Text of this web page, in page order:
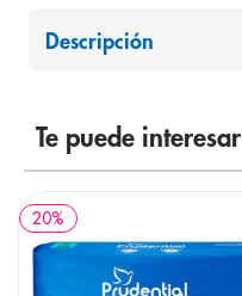
Descripción
Te puede interesar
20%
7. bioderma
pediasure
10.desodorante